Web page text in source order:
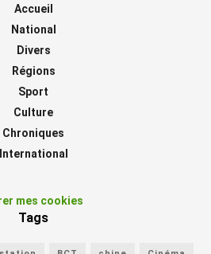
Accueil
National
Divers
Régions
Sport
Culture
Chroniques
International
mes cookies
Tags